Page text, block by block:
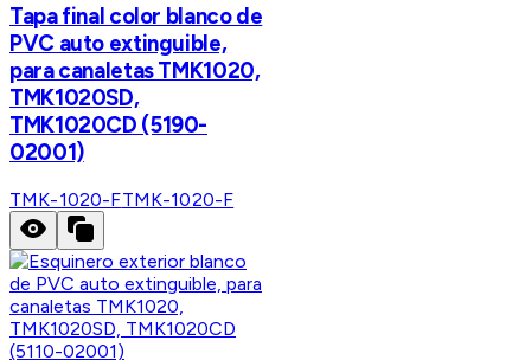
Tapa final color blanco de
PVC auto extinguible,
para canaletas TMK1020,
TMK1020SD,
TMK1020CD (5190-
02001)
TMK-1020-FTMK-1020-F